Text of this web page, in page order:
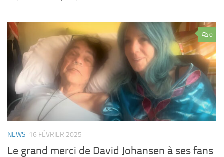
0
NEWS 16 FÉVRIER 2025
Le grand merci de David Johansen à ses fans